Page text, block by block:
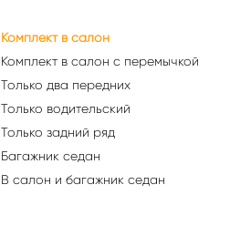
Комплект в салон
Комплект в салон с перемычкой
Только два передних
Только водительский
Только задний ряд
Багажник седан
В салон и багажник седан